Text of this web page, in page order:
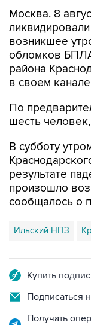
Москва. 8
возникшее
обломков
района
в своем
По
шесть
В субботу
результате
произошло
сообщалось о
Ильский НПЗ
Купить
Подписаться
Получать